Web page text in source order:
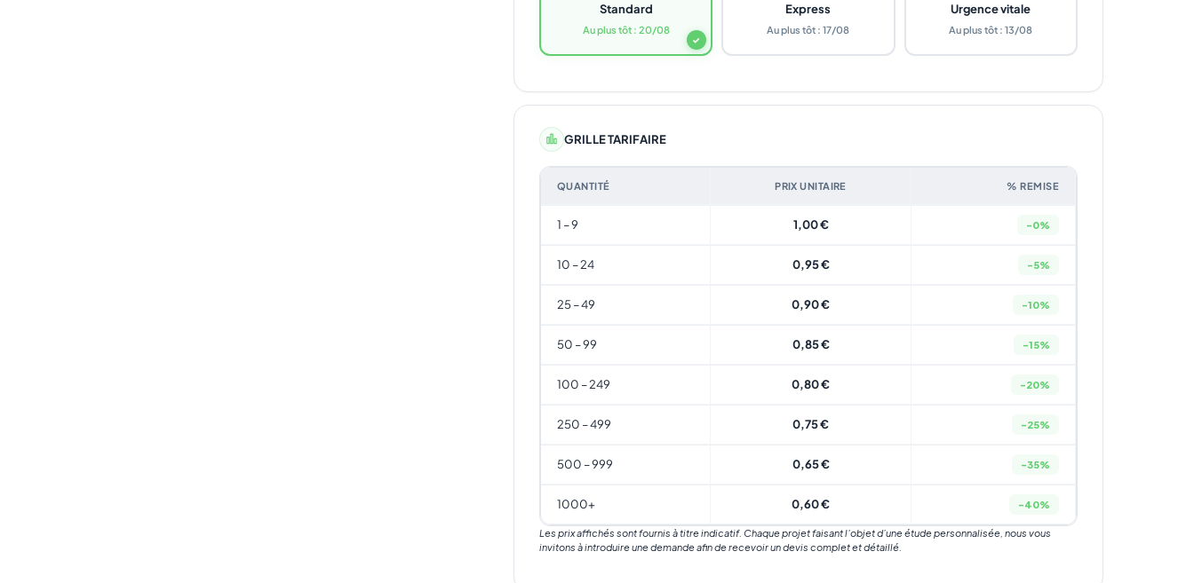
✓
Standard
Au plus tôt : 20/08
Express
Au plus tôt : 17/08
Urgence vitale
Au plus tôt : 13/08
GRILLE TARIFAIRE
QUANTITÉ PRIX UNITAIRE % REMISE
1 – 9 1,00 € -0%
10 – 24 0,95 € -5%
25 – 49 0,90 € -10%
50 – 99 0,85 € -15%
100 – 249 0,80 € -20%
250 – 499 0,75 € -25%
500 – 999 0,65 € -35%
1000+ 0,60 € -40%
Les prix affichés sont fournis à titre indicatif. Chaque projet faisant l’objet d’une étude personnalisée, nous vous
invitons à introduire une demande afin de recevoir un devis complet et détaillé.